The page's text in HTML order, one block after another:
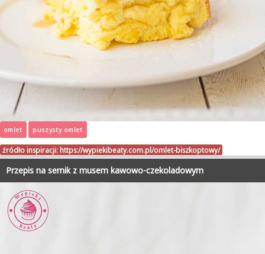
omlet puszysty omlet
źródło inspiracji: https://wypiekibeaty.com.pl/omlet-biszkoptowy/
Przepis na sernik z musem kawowo-czekoladowym